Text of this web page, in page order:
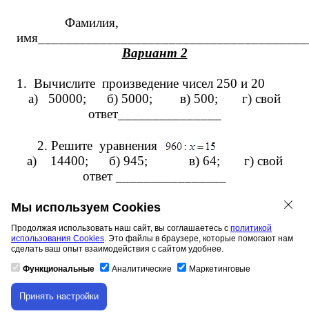
Фамилия,
Вариант 2
1. Вычислите произведение чисел 250 и 20
а) 50000; б) 5000; в) 500; г) свой
ответ_______________
2. Решите уравнения
а) 14400; б) 945; в) 64; г) свой
ответ ________________
какого из выражений меньше.
а)
; б) ; в)
;
г)
4. Какое из предложенных чисел не делится
на 8 без остатка?
а)56 б) 35 в)
Скачивание материала доступно только для
авторизованных пользователей.
Мы используем Cookies
Продолжая использовать наш сайт, вы соглашаетесь с политикой
использования Cookies. Это файлы в браузере, которые помогают нам
сделать ваш опыт взаимодействия с сайтом удобнее.
Функциональные Аналитические Маркетинговые
Принять настройки